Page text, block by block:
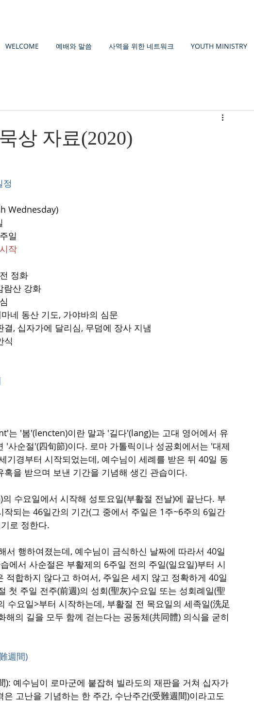
WELCOME 예배와 말씀 사역을 위한 네트워크 YOUTH MINISTRY
상 자료(2020)
정
Wednesday)
일
작
정화
람산 강화
네 동산 기도, 가야바의 심문
, 십자가에 달리심, 무덤에 장사 지냄
식
는 '봄'(lencten)이란 말과 '길다'(lang)는 고대 영어에서 유
'사순절'(四旬節)이다. 로마 가톨릭이나 성공회에서는 '대제
기경부터 시작되었는데, 예수님이 세례를 받은 뒤 40일 동
을 받으며 보낸 기간을 기념해 생긴 관습이다.
수요일에서 시작해 성토요일(부활절 전날)에 끝난다. 부
되는 46일간의 기간(그 중에서 주일은 1주~6주의 6일간
로 정한다.
서 행하여졌는데, 예수님이 금식하신 날짜에 따라서 40일
에서 사순절은 부활제의 6주일 전의 주일(일요일)부터 시
적합하지 않다고 하여서, 주일은 세지 않고 정확하게 40일
첫 주일 전주(前週)의 성회(聖灰)수요일 또는 성회례일(聖
수요일>부터 시작하는데, 부활절 전 목요일의 세족일(洗足
해의 길을 모두 함께 걷는다는 공동체(共同體) 의식을 굳히
週間)
): 예수님이 로마군에 붙잡혀 빌라도의 재판을 거쳐 십자가
고난을 기념하는 한 주간, 수난주간(受難週間)이라고도